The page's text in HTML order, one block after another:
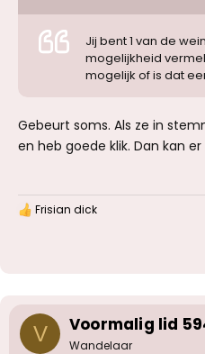
Jij bent 1 van de
mogelijkheid
mogelijk of is dat
Gebeurt soms. Als ze in
en heb goede klik. Dan kan
W
n
g
Frisian dick
V Voormalig lid
Wandelaar